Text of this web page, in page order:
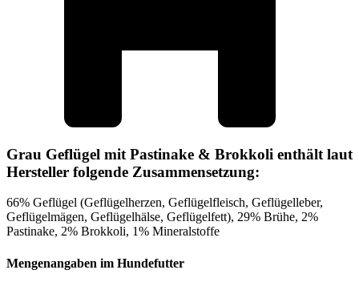
Grau Geflügel mit Pastinake & Brokkoli enthält laut
Hersteller folgende Zusammensetzung:
66% Geflügel (Geflügelherzen, Geflügelfleisch, Geflügelleber,
Geflügelmägen, Geflügelhälse, Geflügelfett), 29% Brühe, 2%
Pastinake, 2% Brokkoli, 1% Mineralstoffe
Mengenangaben im Hundefutter